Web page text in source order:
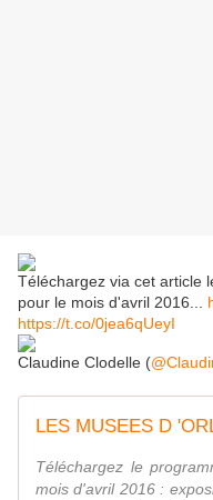
Téléchargez via cet article
pour le mois d'avril 2016...
https://t.co/0jea6qUeyI
Claudine Clodelle (
Téléchargez le
mois d'avril 2016 :